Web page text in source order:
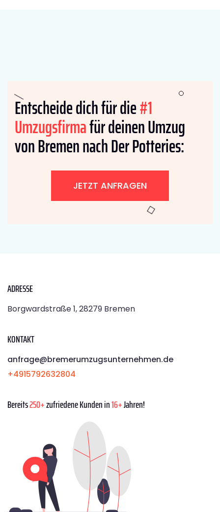
Entscheide dich für die#1
Umzugsfirmafür deinen Umzug
von Bremen nach Der Potteries:
JETZT ANFRAGEN
ADRESSE
Borgwardstraße 1, 28279 Bremen
KONTAKT
anfrage@bremerumzugsunternehmen.de
+4915792632804
Bereits250+zufriedene Kunden in16+Jahren!